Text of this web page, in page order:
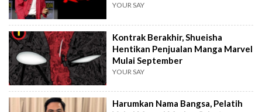
YOUR SAY
Kontrak Berakhir, Shueisha
Hentikan Penjualan Manga Marvel
Mulai September
YOUR SAY
Harumkan Nama Bangsa, Pelatih